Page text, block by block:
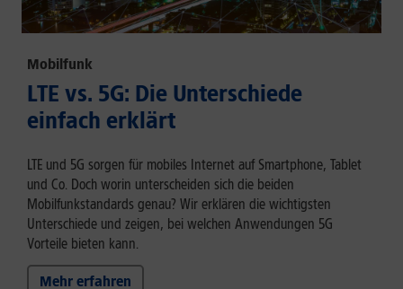
Mobilfunk
LTE vs. 5G: Die Unterschiede
einfach erklärt
LTE und 5G sorgen für mobiles Internet auf Smartphone, Tablet
und Co. Doch worin unterscheiden sich die beiden
Mobilfunkstandards genau? Wir erklären die wichtigsten
Unterschiede und zeigen, bei welchen Anwendungen 5G
Vorteile bieten kann.
Mehr erfahren